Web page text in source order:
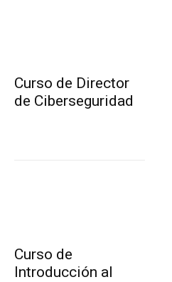
Curso de Director
de Ciberseguridad
Curso de
Introducción al